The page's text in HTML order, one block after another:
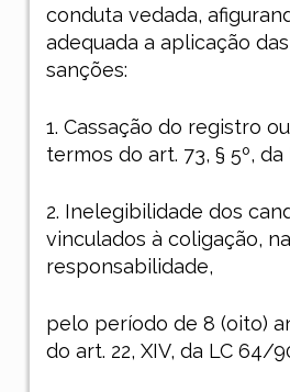
conduta vedada,
adequada a aplicação
sanções:
1. Cassação do registro
termos do art. 73, § 5º,
2. Inelegibilidade dos
vinculados à coligação,
responsabilidade,
pelo período de 8 (oito)
do art. 22, XIV, da LC 64/